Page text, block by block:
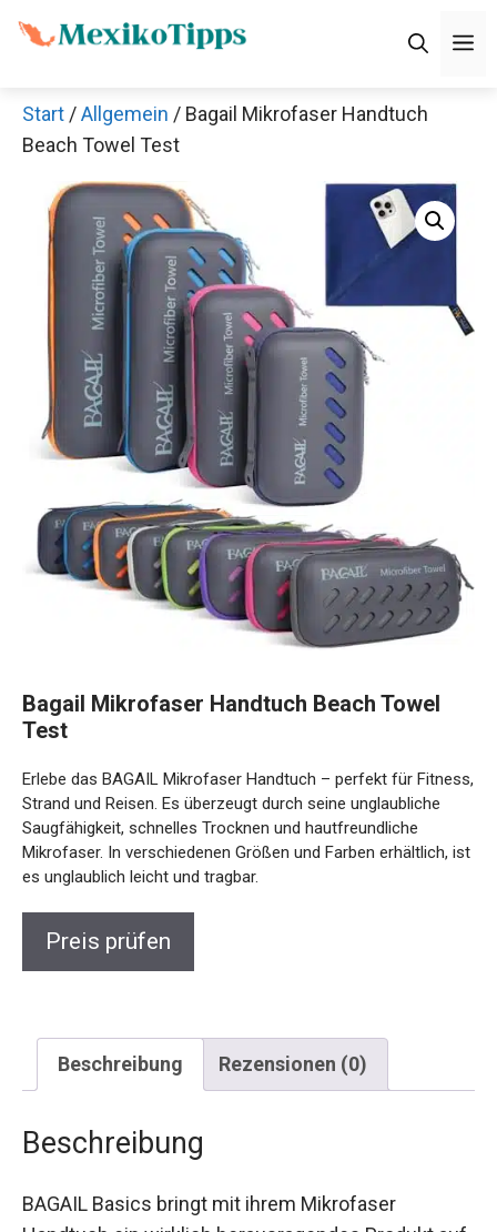
Inhalt
Start /Allgemein / Bagail Mikrofaser Handtuch
Beach Towel Test
Bagail Mikrofaser Handtuch Beach Towel
Test
Erlebe das BAGAIL Mikrofaser Handtuch – perfekt für Fitness,
Strand und Reisen. Es überzeugt durch seine unglaubliche
Saugfähigkeit, schnelles Trocknen und hautfreundliche
Mikrofaser. In verschiedenen Größen und Farben erhältlich, ist
es unglaublich leicht und tragbar.
Preis prüfen
Beschreibung Rezensionen (0)
Beschreibung
BAGAIL Basics bringt mit ihrem Mikrofaser